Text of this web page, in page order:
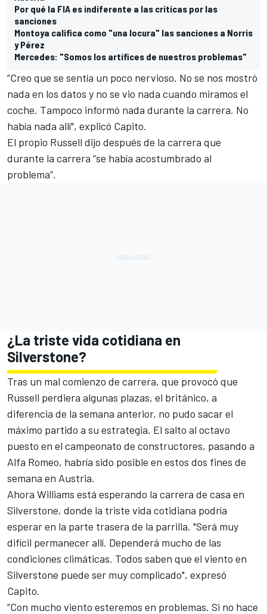
Por qué la FIA es indiferente a las críticas por las
sanciones
Montoya califica como "una locura" las sanciones a Norris
y Pérez
Mercedes: "Somos los artífices de nuestros problemas"
“Creo que se sentía un poco nervioso. No se nos mostró
nada en los datos y no se vio nada cuando miramos el
coche. Tampoco informó nada durante la carrera. No
había nada allí", explicó Capito.
El propio Russell dijo después de la carrera que
durante la carrera “se había acostumbrado al
problema”.
¿La triste vida cotidiana en
Silverstone?
Tras un mal comienzo de carrera, que provocó que
Russell perdiera algunas plazas, el británico, a
diferencia de la semana anterior, no pudo sacar el
máximo partido a su estrategia. El salto al octavo
puesto en el campeonato de constructores, pasando a
Alfa Romeo, habría sido posible en estos dos fines de
semana en Austria.
Ahora Williams está esperando la carrera de casa en
Silverstone, donde la triste vida cotidiana podría
esperar en la parte trasera de la parrilla. "Será muy
difícil permanecer allí. Dependerá mucho de las
condiciones climáticas. Todos saben que el viento en
Silverstone puede ser muy complicado", expresó
Capito.
“Con mucho viento esteremos en problemas. Si no hace